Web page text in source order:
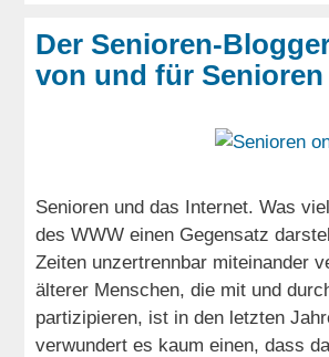
Der Senioren-
von und für Senioren
Senioren und das Internet. Was
des WWW einen Gegensatz
Zeiten unzertrennbar miteinander
älterer Menschen, die mit und
partizipieren, ist in den letzten
verwundert es kaum einen, dass